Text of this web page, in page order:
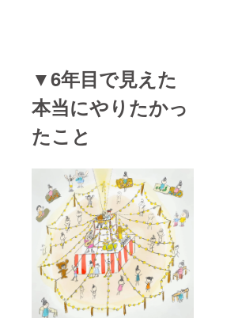
▼6年目で見えた
本当にやりたかっ
たこと